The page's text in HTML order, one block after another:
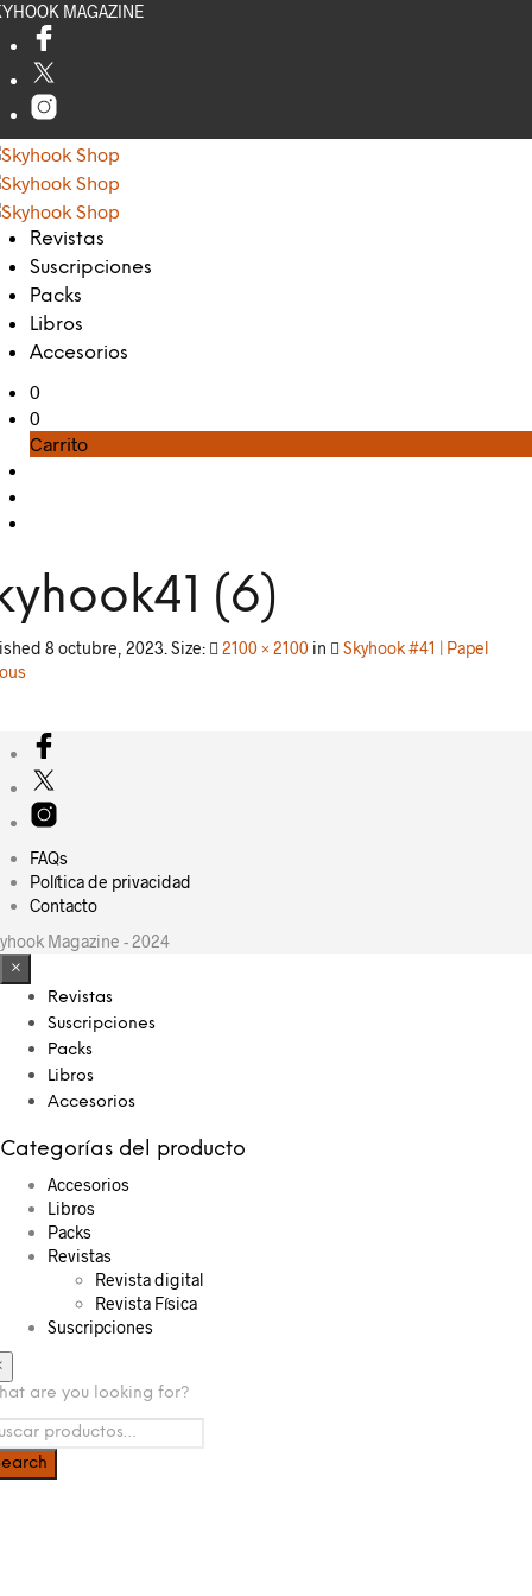
MAGAZINE
Revistas
Suscripciones
Packs
Libros
Accesorios
0
0
Carrito
(6)
8 octubre, 2023 . Size: 2100 × 2100 in
Skyhook #41 | Papel
FAQs
Política de privacidad
Contacto
Magazine - 2024
×
Revistas
Suscripciones
Packs
Libros
Accesorios
Categorías del producto
Accesorios
Libros
Packs
Revistas
Revista digital
Revista Física
Suscripciones
are you looking for?